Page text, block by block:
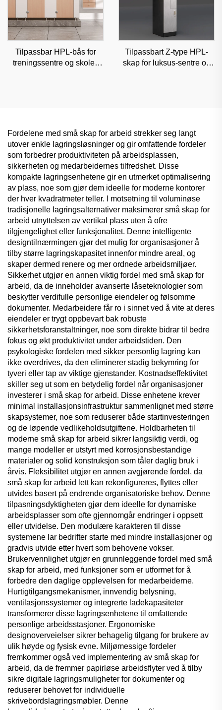
Tilpassbar HPL-bås for
treningssentre og skoler,
Tilpassbart Z-type HPL-
skap for luksus-sentre og
Fordelene med små skap for arbeid strekker seg langt
utover enkle lagringsløsninger og gir omfattende fordeler
som forbedrer produktiviteten på arbeidsplassen,
sikkerheten og medarbeidernes tilfredshet. Disse
kompakte lagringsenhetene gir en utmerket optimalisering
av plass, noe som gjør dem ideelle for moderne kontorer
der hver kvadratmeter teller. I motsetning til voluminøse
tradisjonelle lagringsalternativer maksimerer små skap for
arbeid utnyttelsen av vertikal plass uten å ofre
tilgjengelighet eller funksjonalitet. Denne intelligente
designtilnærmingen gjør det mulig for organisasjoner å
tilby større lagringskapasitet innenfor mindre areal, og
skaper dermed renere og mer ordnede arbeidsmiljøer.
Sikkerhet utgjør en annen viktig fordel med små skap for
arbeid, da de inneholder avanserte låseteknologier som
beskytter verdifulle personlige eiendeler og følsomme
dokumenter. Medarbeidere får ro i sinnet ved å vite at deres
eiendeler er trygt oppbevart bak robuste
sikkerhetsforanstaltninger, noe som direkte bidrar til bedre
fokus og økt produktivitet under arbeidstiden. Den
psykologiske fordelen med sikker personlig lagring kan
ikke overdrives, da den eliminerer stadig bekymring for
tyveri eller tap av viktige gjenstander. Kostnadseffektivitet
skiller seg ut som en betydelig fordel når organisasjoner
investerer i små skap for arbeid. Disse enhetene krever
minimal installasjonsinfrastruktur sammenlignet med større
skapsystemer, noe som reduserer både startinvesteringen
og de løpende vedlikeholdsutgiftene. Holdbarheten til
moderne små skap for arbeid sikrer langsiktig verdi, og
mange modeller er utstyrt med korrosjonsbestandige
materialer og solid konstruksjon som tåler daglig bruk i
årvis. Fleksibilitet utgjør en annen avgjørende fordel, da
små skap for arbeid lett kan rekonfigureres, flyttes eller
utvides basert på endrende organisatoriske behov. Denne
tilpasningsdyktigheten gjør dem ideelle for dynamiske
arbeidsplasser som ofte gjennomgår endringer i oppsett
eller utvidelse. Den modulære karakteren til disse
systemene lar bedrifter starte med mindre installasjoner og
gradvis utvide etter hvert som behovene vokser.
Brukervennlighet utgjør en grunnleggende fordel med små
skap for arbeid, med funksjoner som er utformet for å
forbedre den daglige opplevelsen for medarbeiderne.
Hurtigtilgangsmekanismer, innvendig belysning,
ventilasjonssystemer og integrerte ladekapasiteter
transformerer disse lagringsenhetene til omfattende
personlige arbeidsstasjoner. Ergonomiske
designoverveielser sikrer behagelig tilgang for brukere av
ulik høyde og fysisk evne. Miljømessige fordeler
fremkommer også ved implementering av små skap for
arbeid, da de fremmer papirløse arbeidsflyter ved å tilby
sikre digitale lagringsmuligheter for dokumenter og
reduserer behovet for individuelle
skrivebordslagringsmøbler. Denne